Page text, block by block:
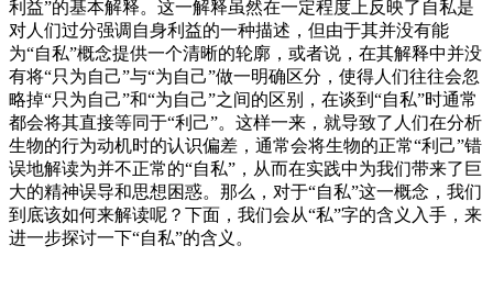
利益”的基本解释。这一解释虽然在一定程度上反映了自私是
对人们过分强调自身利益的一种描述，但由于其并没有能
为“自私”概念提供一个清晰的轮廓，或者说，在其解释中并没
有将“只为自己”与“为自己”做一明确区分，使得人们往往会忽
略掉“只为自己”和“为自己”之间的区别，在谈到“自私”时通常
都会将其直接等同于“利己”。这样一来，就导致了人们在分析
生物的行为动机时的认识偏差，通常会将生物的正常“利己”错
误地解读为并不正常的“自私”，从而在实践中为我们带来了巨
大的精神误导和思想困惑。那么，对于“自私”这一概念，我们
到底该如何来解读呢？下面，我们会从“私”字的含义入手，来
进一步探讨一下“自私”的含义。